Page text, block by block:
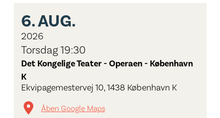
6.AUG.
2026
Torsdag 19:30
Det Kongelige Teater - Operaen - København
K
Ekvipagemestervej 10, 1438 København K
Åben Google Maps